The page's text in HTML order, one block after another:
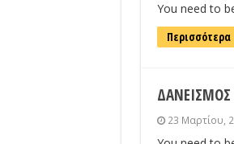
You need to
Περισσότερα
ΔΑΝΕΙΣΜΟΣ
23 Μαρτίου,